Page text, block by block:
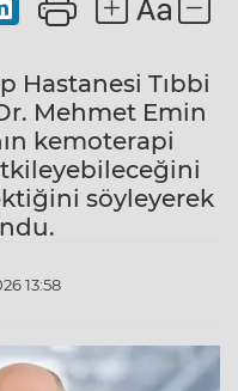
Hastanesi Tıbbi
Mehmet Emin
kemoterapi
söyleyerek
13:58